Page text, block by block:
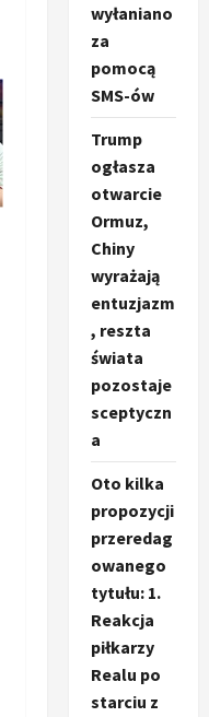
wyłaniano
za
pomocą
SMS-ów
Trump
ogłasza
otwarcie
Ormuz,
Chiny
wyrażają
entuzjazm
, reszta
świata
pozostaje
sceptyczn
a
Oto kilka
propozycji
przeredag
owanego
tytułu: 1.
Reakcja
piłkarzy
Realu po
starciu z